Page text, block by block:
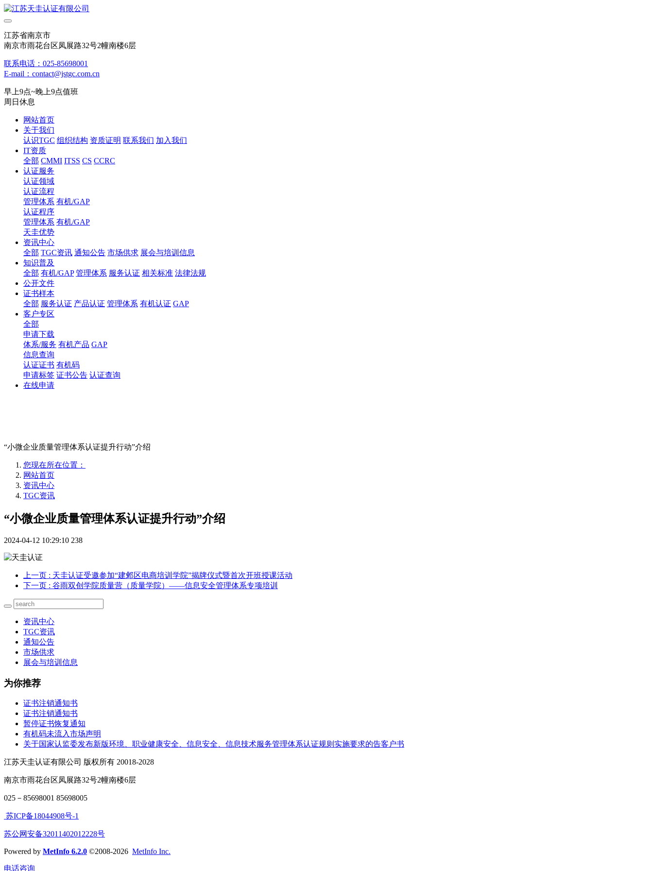
江苏省南京市
南京市雨花台区凤展路32号2幢南楼6层
联系电话：025-85698001
E-mail：contact@jstgc.com.cn
早上9点~晚上9点值班
周日休息
网站首页
关于我们
认识TGC 组织结构 资质证明 联系我们 加入我们
IT资质
全部 CMMI ITSS CS CCRC
认证服务
认证领域
认证流程
管理体系 有机/GAP
认证程序
管理体系 有机/GAP
天圭优势
资讯中心
全部 TGC资讯 通知公告 市场供求 展会与培训信息
知识普及
全部 有机/GAP 管理体系 服务认证 相关标准 法律法规
公开文件
证书样本
全部 服务认证 产品认证 管理体系 有机认证 GAP
客户专区
全部
申请下载
体系/服务 有机产品 GAP
信息查询
认证证书 有机码
申请标签 证书公告 认证查询
在线申请
“小微企业质量管理体系认证提升行动”介绍
您现在所在位置：
网站首页
资讯中心
TGC资讯
“小微企业质量管理体系认证提升行动”介绍
2024-04-12 10:29:10 238
上一页 : 天圭认证受邀参加“建邺区电商培训学院”揭牌仪式暨首次开班授课活动
下一页 : 谷雨双创学院质量营（质量学院）——信息安全管理体系专项培训
资讯中心
TGC资讯
通知公告
市场供求
展会与培训信息
为你推荐
证书注销通知书
证书注销通知书
暂停证书恢复通知
有机码未流入市场声明
关于国家认监委发布新版环境、职业健康安全、信息安全、信息技术服务管理体系认证规则实施要求的告客户书
江苏天圭认证有限公司 版权所有 20018-2028
南京市雨花台区凤展路32号2幢南楼6层
025－85698001 85698005
苏ICP备18044908号-1
苏公网安备32011402012228号
Powered by MetInfo 6.2.0 ©2008-2026 MetInfo Inc.
电话咨询